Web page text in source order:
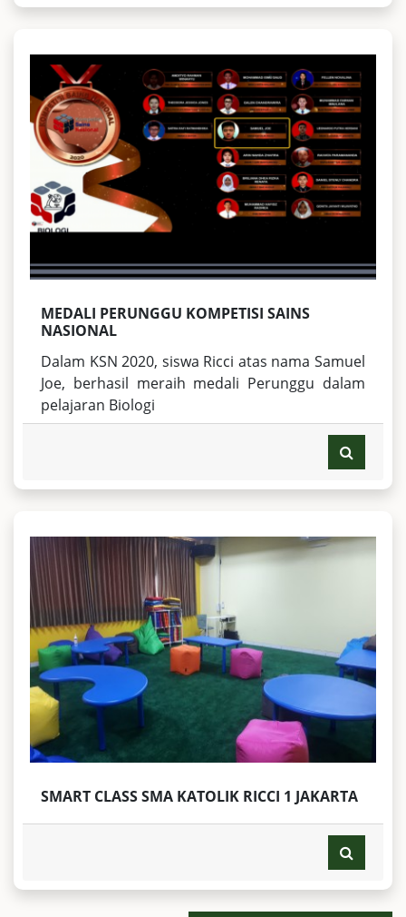
MEDALI PERUNGGU KOMPETISI SAINS
NASIONAL
Dalam KSN 2020, siswa Ricci atas nama Samuel
Joe, berhasil meraih medali Perunggu dalam
pelajaran Biologi
SMART CLASS SMA KATOLIK RICCI 1 JAKARTA